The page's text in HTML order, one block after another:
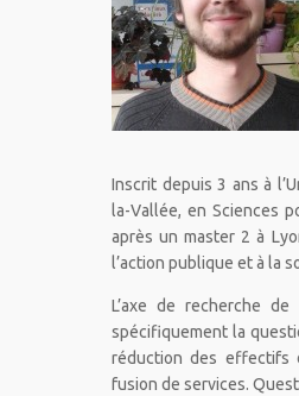
Inscrit depuis 3 ans à
la-Vallée, en Sciences
après un master 2 à
l’action publique et à la
L’axe de recherche
spécifiquement la
réduction des effectifs
fusion de services.